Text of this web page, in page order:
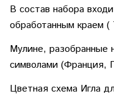
В состав набора
обработанным краем (
Мулине, разобранные
символами (Франция,
Цветная схема Игла